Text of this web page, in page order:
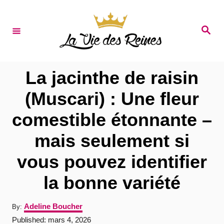
S
La jacinthe de raisin
(Muscari) : Une fleur
comestible étonnante –
mais seulement si
vous pouvez identifier
la bonne variété
By: A
u
Adeline Boucher
P
Published: mars 4, 2026